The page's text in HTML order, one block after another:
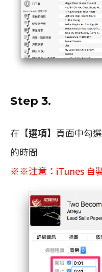
Step 3.
在【選項】頁面中勾
的時間
※※注意：iTunes 自